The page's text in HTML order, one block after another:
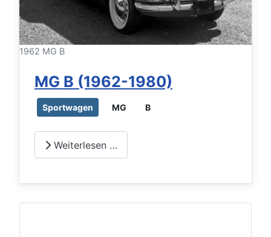
1962 MG B
MG B (1962-1980)
Sportwagen MG B
Weiterlesen …